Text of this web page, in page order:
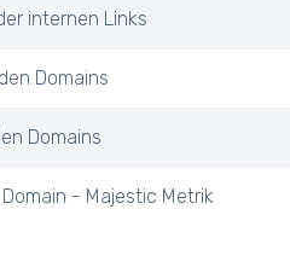
internen Links
Domains
Domains
- Majestic Metrik